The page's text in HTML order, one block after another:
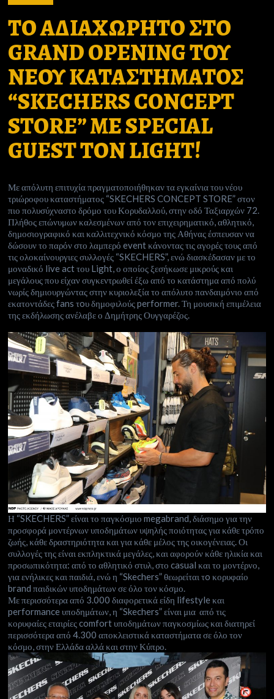
ΤΟ ΑΔΙΑΧΩΡΗΤΟ ΣΤΟ
GRAND OPENING ΤΟΥ
ΝΕΟΥ ΚΑΤΑΣΤΗΜΑΤΟΣ
“SKECHERS CONCEPT
STORE” ΜΕ SPECIAL
GUEST ΤΟΝ LIGHT!
Με απόλυτη επιτυχία πραγματοποιήθηκαν τα εγκαίνια του νέου
τριώροφου καταστήματος “SKECHERS CONCEPT STORE” στον
πιο πολυσύχναστο δρόμο του Κορυδαλλού, στην οδό Ταξιαρχών 72.
Πλήθος επώνυμων καλεσμένων από τον επιχειρηματικό, αθλητικό,
δημοσιογραφικό και καλλιτεχνικό κόσμο της Αθήνας έσπευσαν να
δώσουν το παρόν στο λαμπερό event κάνοντας τις αγορές τους από
τις ολοκαίνουργιες συλλογές “SKECHERS”, ενώ διασκέδασαν με το
μοναδικό live act του Light, ο οποίος ξεσήκωσε μικρούς και
μεγάλους που είχαν συγκεντρωθεί έξω από το κατάστημα από πολύ
νωρίς δημιουργώντας στην κυριολεξία το απόλυτο πανδαιμόνιο από
εκατοντάδες fans τoυ δημοφιλούς performer. Τη μουσική επιμέλεια
της εκδήλωσης ανέλαβε ο Δημήτρης Ουγγαρέζος.
Η “SKECHERS” είναι το παγκόσμιο megabrand, διάσημο για την
προσφορά μοντέρνων υποδημάτων υψηλής ποιότητας για κάθε τρόπο
ζωής, κάθε δραστηριότητα και για κάθε μέλος της οικογένειας. Οι
συλλογές της είναι εκπληκτικά μεγάλες, και αφορούν κάθε ηλικία και
προσωπικότητα: από το αθλητικό στυλ, στο casual και το μοντέρνο,
για ενήλικες και παιδιά, ενώ η “Skechers” θεωρείται τo κορυφαίο
brand παιδικών υποδημάτων σε όλο τον κόσμο.
Με περισσότερα από 3.000 διαφορετικά είδη lifestyle και
performance υποδημάτων, η “Skechers” είναι μια από τις
κορυφαίες εταιρίες comfort υποδημάτων παγκοσμίως και διατηρεί
περισσότερα από 4.300 αποκλειστικά καταστήματα σε όλο τον
κόσμο, στην Ελλάδα αλλά και στην Κύπρο.